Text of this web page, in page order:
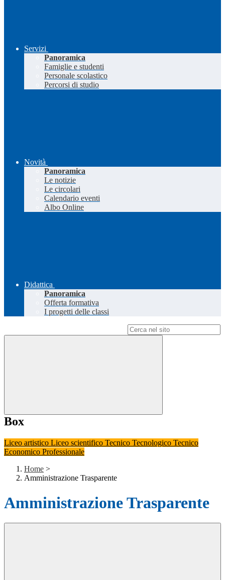
Servizi
Panoramica
Famiglie e studenti
Personale scolastico
Percorsi di studio
Novità
Panoramica
Le notizie
Le circolari
Calendario eventi
Albo Online
Didattica
Panoramica
Offerta formativa
I progetti delle classi
Box
Liceo artistico Liceo scientifico Tecnico Tecnologico Tecnico
Economico Professionale
Home >
Amministrazione Trasparente
Amministrazione Trasparente